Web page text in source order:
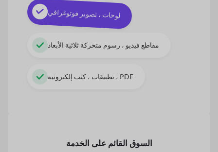
لوحات ، تصوير فوتوغرافي
مقاطع فيديو ، رسوم متحركة ثلاثية الأبعاد
تطبيقات ، كتب إلكترونية ، PDF
السوق القائم على الخدمة